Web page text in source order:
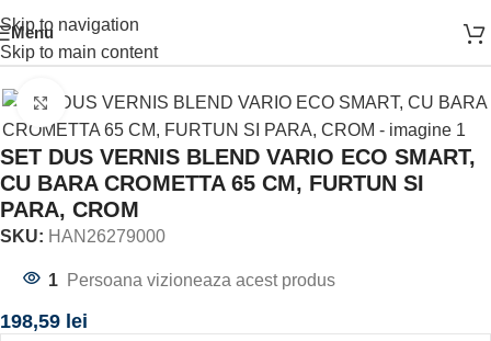
Skip to navigation
Skip to main content
Menu
Prima pagină
Click to enlarge
SET DUS VERNIS BLEND VARIO ECO SMART,
CU BARA CROMETTA 65 CM, FURTUN SI
PARA, CROM
SKU: HAN26279000
1 Persoana vizioneaza acest produs
198,59 lei